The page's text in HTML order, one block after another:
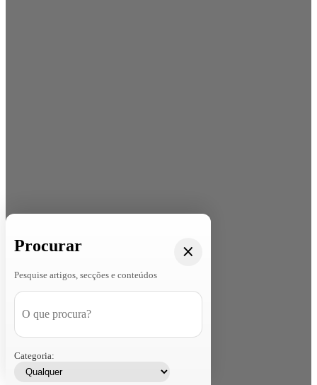
Procurar
Pesquise artigos, secções e conteúdos
Categoria: